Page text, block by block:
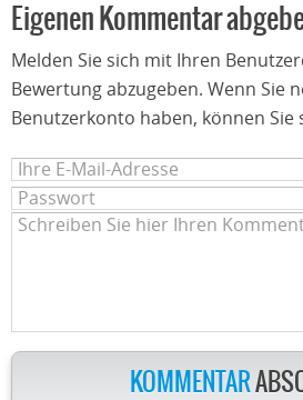
Eigenen Kommentar
Melden Sie sich mit Ihren
Bewertung abzugeben. Wenn Sie
Benutzerkonto haben, können Sie
KOMMENTAR